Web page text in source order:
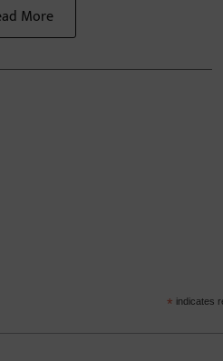
More
* indicates